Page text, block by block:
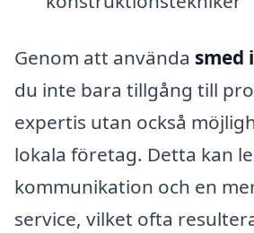
Genom att använda smed
du inte bara tillgång till
expertis utan också
lokala företag. Detta kan
kommunikation och en
service, vilket ofta